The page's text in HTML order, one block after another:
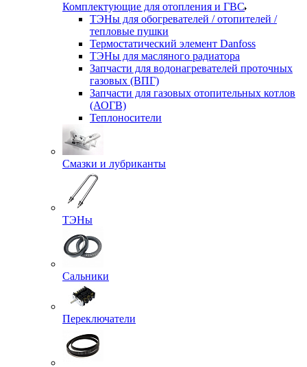
Комплектующие для отопления и ГВС
ТЭНы для обогревателей / отопителей /
тепловые пушки
Термостатический элемент Danfoss
ТЭНы для масляного радиатора
Запчасти для водонагревателей проточных
газовых (ВПГ)
Запчасти для газовых отопительных котлов
(АОГВ)
Теплоносители
Смазки и лубриканты
ТЭНы
Сальники
Переключатели